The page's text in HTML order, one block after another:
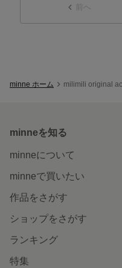
前へ
minne ホーム milimili original
minneを知る
minneについて
minneで買いたい
作品をさがす
ショップをさがす
ランキング
特集